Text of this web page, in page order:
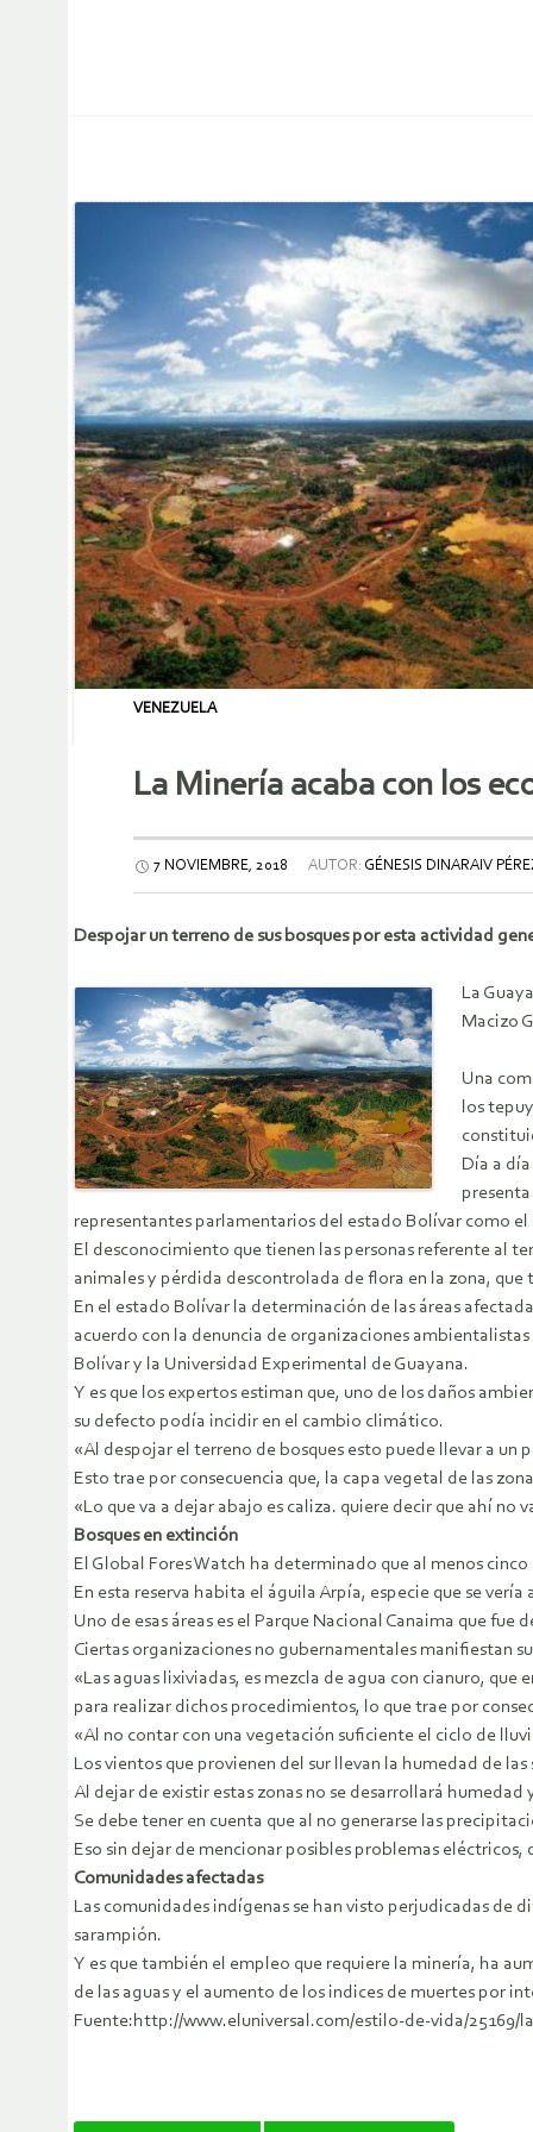
VENEZUELA
La Minería acaba con los
7 NOVIEMBRE, 2018 AUTOR: GÉNESIS DINARAIV
Despojar un terreno de sus bosques por esta actividad
La
Macizo
Una
los
Día a
representantes parlamentarios del estado Bolívar como
El desconocimiento que tienen las personas referente al
animales y pérdida descontrolada de flora en la zona,
En el estado Bolívar la determinación de las áreas
acuerdo con la denuncia de organizaciones
Bolívar y la Universidad Experimental de Guayana.
Y es que los expertos estiman que, uno de los daños
su defecto podía incidir en el cambio climático.
«Al despojar el terreno de bosques esto puede llevar a un
Esto trae por consecuencia que, la capa vegetal de las
«Lo que va a dejar abajo es caliza. quiere decir que ahí no
Bosques en extinción
El Global Fores Watch ha determinado que al menos
En esta reserva habita el águila Arpía, especie que se vería
Uno de esas áreas es el Parque Nacional Canaima que
Ciertas organizaciones no gubernamentales manifiestan
«Las aguas lixiviadas, es mezcla de agua con cianuro,
para realizar dichos procedimientos, lo que trae por
«Al no contar con una vegetación suficiente el ciclo de
Los vientos que provienen del sur llevan la humedad de
Al dejar de existir estas zonas no se desarrollará humedad
Se debe tener en cuenta que al no generarse las
Eso sin dejar de mencionar posibles problemas
Comunidades afectadas
Las comunidades indígenas se han visto perjudicadas de
sarampión.
Y es que también el empleo que requiere la minería, ha
de las aguas y el aumento de los indices de muertes por
Fuente:http://www.eluniversal.com/estilo-de-vida/25169/